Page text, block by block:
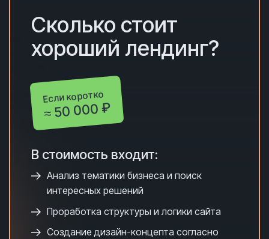
Сколько стоит
хороший лендинг?
Если коротко
≈ 50 000 ₽
В стоимость входит:
Анализ тематики бизнеса и поиск
интересных решений
Проработка структуры и логики сайта
Создание дизайн-концепта согласно